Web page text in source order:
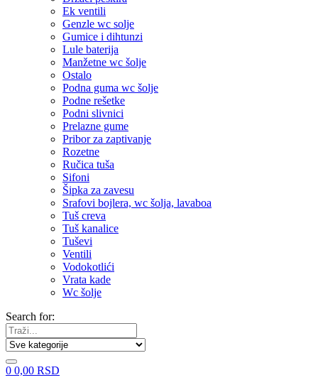
Ek ventili
Genzle wc solje
Gumice i dihtunzi
Lule baterija
Manžetne wc šolje
Ostalo
Podna guma wc šolje
Podne rešetke
Podni slivnici
Prelazne gume
Pribor za zaptivanje
Rozetne
Ručica tuša
Sifoni
Šipka za zavesu
Srafovi bojlera, wc šolja, lavaboa
Tuš creva
Tuš kanalice
Tuševi
Ventili
Vodokotlići
Vrata kade
Wc šolje
Search for:
0 0,00 RSD